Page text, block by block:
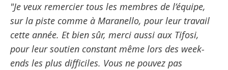
"Je veux remercier tous les membres de l’équipe,
sur la piste comme à Maranello, pour leur travail
cette année. Et bien sûr, merci aussi aux Tifosi,
pour leur soutien constant même lors des week-
ends les plus difficiles. Vous ne pouvez pas